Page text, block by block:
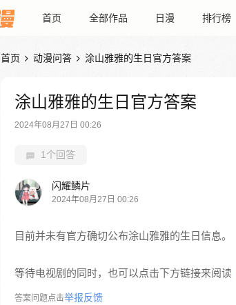
首页 全部作品 日漫 排行榜
首页  动漫问答  涂山雅雅的生日官方答案
涂山雅雅的生日官方答案
2024年08月27日 00:26
1个回答
闪耀鳞片
2024年08月27日 00:26
目前并未有官方确切公布涂山雅雅的生日信息。
等待电视剧的同时，也可以点击下方链接来阅读
答案问题点击举报反馈